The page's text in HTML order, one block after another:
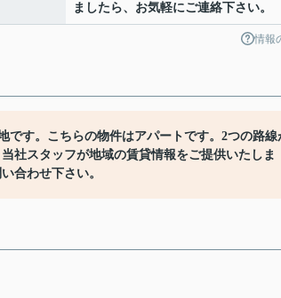
ましたら、お気軽にご連絡下さい。
情報
です。こちらの物件はアパートです。2つの路線
社スタッフが地域の賃貸情報をご提供いたしま
合わせ下さい。